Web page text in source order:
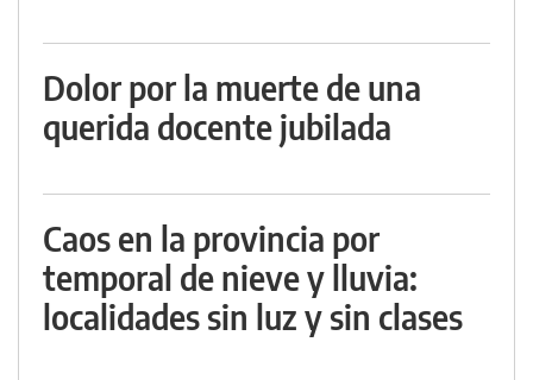
Dolor por la muerte de una
querida docente jubilada
Caos en la provincia por
temporal de nieve y lluvia:
localidades sin luz y sin clases